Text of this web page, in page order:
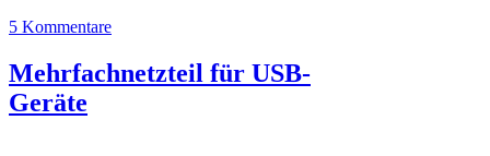
5 Kommentare
Mehrfachnetzteil für USB-
Geräte